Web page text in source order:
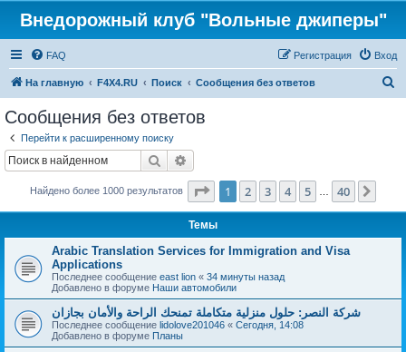
Внедорожный клуб "Вольные джиперы"
FAQ Вход
Регистрация
На главную F4X4.RU Поиск Сообщения без ответов
Сообщения без ответов
Перейти к расширенному поиску
Поиск
Найдено более 1000 результатов Страница из 40
1 2 3 4 5 40
Темы
Arabic Translation Services for Immigration and Visa
Applications
Последнее сообщение east lion « 34 минуты назад
Добавлено в форуме Наши автомобили
شركة النصر: حلول منزلية متكاملة تمنحك الراحة والأمان بجازان
Последнее сообщение lidolove201046 « Сегодня, 14:08
Добавлено в форуме Планы